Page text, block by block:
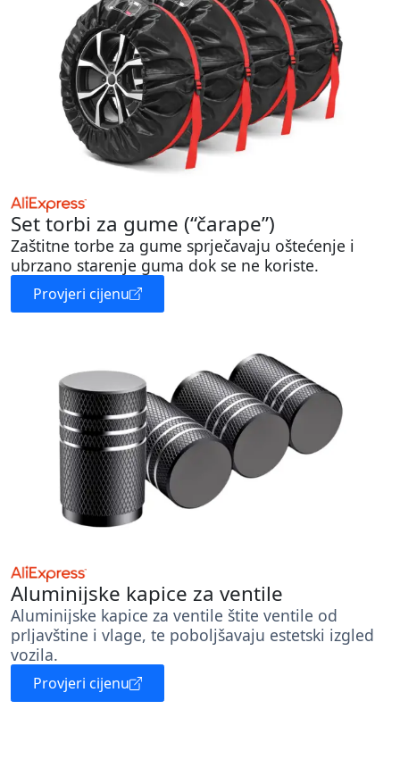
Set torbi za gume (“čarape”)
Zaštitne torbe za gume sprječavaju oštećenje i
ubrzano starenje guma dok se ne koriste.
Provjeri cijenu
Aluminijske kapice za ventile
Aluminijske kapice za ventile štite ventile od
prljavštine i vlage, te poboljšavaju estetski izgled
vozila.
Provjeri cijenu